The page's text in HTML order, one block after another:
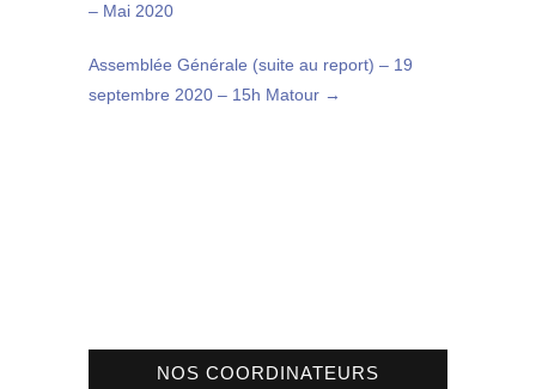
– Mai 2020
Assemblée Générale (suite au report) – 19
septembre 2020 – 15h Matour →
NOS COORDINATEURS